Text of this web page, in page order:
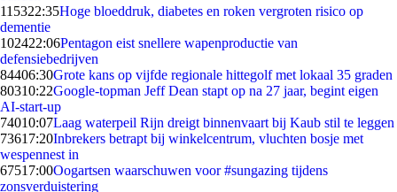
115322:35Hoge bloeddruk, diabetes en roken vergroten risico op
dementie
102422:06Pentagon eist snellere wapenproductie van
defensiebedrijven
84406:30Grote kans op vijfde regionale hittegolf met lokaal 35 graden
80310:22Google-topman Jeff Dean stapt op na 27 jaar, begint eigen
AI-start-up
74010:07Laag waterpeil Rijn dreigt binnenvaart bij Kaub stil te leggen
73617:20Inbrekers betrapt bij winkelcentrum, vluchten bosje met
wespennest in
67517:00Oogartsen waarschuwen voor #sungazing tijdens
zonsverduistering